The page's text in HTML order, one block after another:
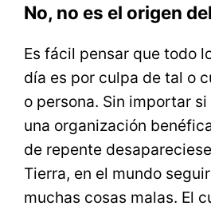
No, no es el origen
Es fácil pensar que todo
día es por culpa de tal o
o persona. Sin importar
una organización
de repente
Tierra, en el mundo
muchas cosas malas. El